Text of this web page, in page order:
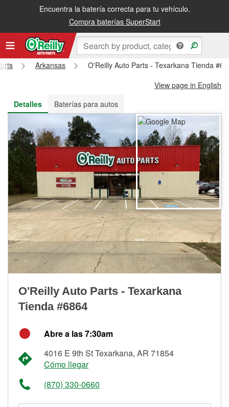
Encuentra la batería correcta para tu vehículo.
Compra baterías SuperStart
Recibe tu orden gratis al día siguiente o recógela en la tienda
Arkansas
O'Reilly Auto Parts - Texarkana Tienda
View page in English
Detalles
Baterías para autos
O'Reilly Auto Parts - Texarkana
Tienda #6864
Abre a las 7:30am
4016 E 9th St Texarkana, AR 71854
Cómo llegar
(870) 330-0660